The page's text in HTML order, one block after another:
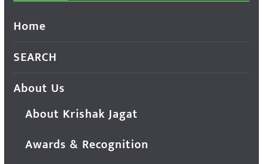
Home
SEARCH
About Us
About Krishak Jagat
Awards & Recognition